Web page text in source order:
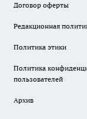
Договор оферты
Редакционная
Политика этики
Политика
пользователей
Архив